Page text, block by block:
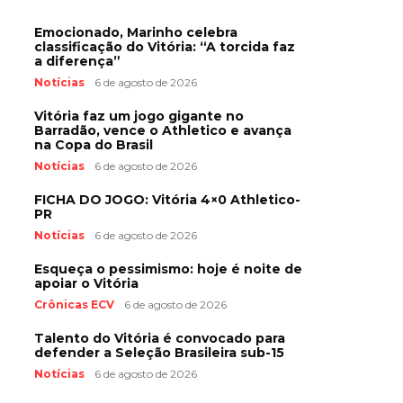
Emocionado, Marinho celebra
classificação do Vitória: “A torcida faz
a diferença”
Notícias 6 de agosto de 2026
Vitória faz um jogo gigante no
Barradão, vence o Athletico e avança
na Copa do Brasil
Notícias 6 de agosto de 2026
FICHA DO JOGO: Vitória 4×0 Athletico-
PR
Notícias 6 de agosto de 2026
Esqueça o pessimismo: hoje é noite de
apoiar o Vitória
Crônicas ECV 6 de agosto de 2026
Talento do Vitória é convocado para
defender a Seleção Brasileira sub-15
Notícias 6 de agosto de 2026